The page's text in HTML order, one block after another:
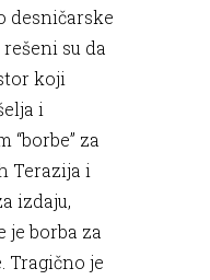
desničarske
su da
koji
i
“borbe” za
Terazija i
izdaju,
je borba za
Tragično je